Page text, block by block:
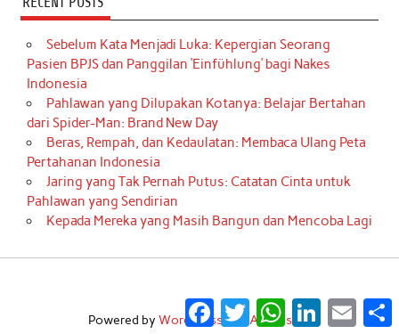
Sebelum Kata Menjadi Luka: Kepergian Seorang
Pasien BPJS dan Panggilan ‘Einfühlung’ bagi Nakes
Indonesia
Pahlawan yang Dilupakan Kotanya: Belajar Bertahan
dari Spider-Man: Brand New Day
Beras, Rempah, dan Kedaulatan: Membaca Ulang Peta
Pertahanan Indonesia
Jaring yang Tak Pernah Putus: Catatan Cinta untuk
Pahlawan yang Sendirian
Kepada Mereka yang Masih Bangun dan Mencoba Lagi
Powered by WordPress and Anderson.
Facebook
Twitter WhatsApp
LinkedInEmail